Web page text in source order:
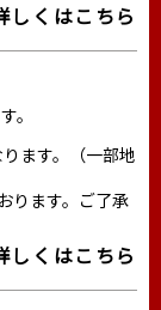
しくはこちら
。
ます。（一部地
ります。ご了承
しくはこちら